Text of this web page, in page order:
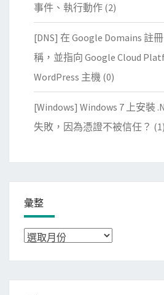
事件、執行動作 (2)
[DNS] 在 Google Domains 註
稱，並指向 Google Cloud
WordPress 主機 (0)
[Windows] Windows 7 上安裝
失敗，因為憑證不被信任？ (1)
彙整
彙